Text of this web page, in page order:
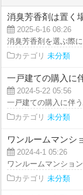
消臭芳香剤は置く
2025-6-16 08:26
消臭芳香剤を選ぶ際
カテゴリ 未分類
一戸建ての購入に
2024-5-22 05:56
一戸建ての購入に伴
カテゴリ 未分類
ワンルームマンシ
2024-4-1 05:26
ワンルームマンショ
カテゴリ 未分類